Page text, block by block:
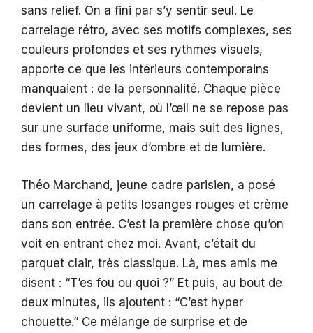
sans relief. On a fini par s’y sentir seul. Le
carrelage rétro, avec ses motifs complexes, ses
couleurs profondes et ses rythmes visuels,
apporte ce que les intérieurs contemporains
manquaient : de la personnalité. Chaque pièce
devient un lieu vivant, où l’œil ne se repose pas
sur une surface uniforme, mais suit des lignes,
des formes, des jeux d’ombre et de lumière.
Théo Marchand, jeune cadre parisien, a posé
un carrelage à petits losanges rouges et crème
dans son entrée. C’est la première chose qu’on
voit en entrant chez moi. Avant, c’était du
parquet clair, très classique. Là, mes amis me
disent : “T’es fou ou quoi ?” Et puis, au bout de
deux minutes, ils ajoutent : “C’est hyper
chouette.” Ce mélange de surprise et de